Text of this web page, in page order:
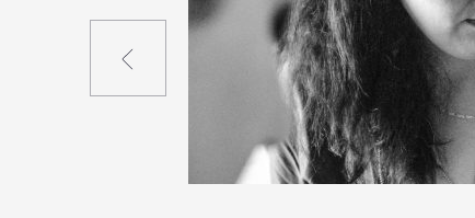
0
19
Précédent